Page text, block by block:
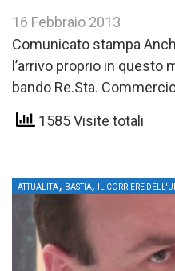
16 Febbraio 2013
Comunicato stampa
l’arrivo proprio in questo
bando Re.Sta.
finanziare progetti
1585 Visite totali
ATTUALITA', BASTIA, IL CORRIERE